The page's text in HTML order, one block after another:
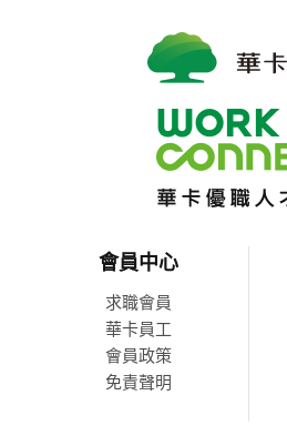
會員中心
求職會員
華卡員工
會員政策
免責聲明